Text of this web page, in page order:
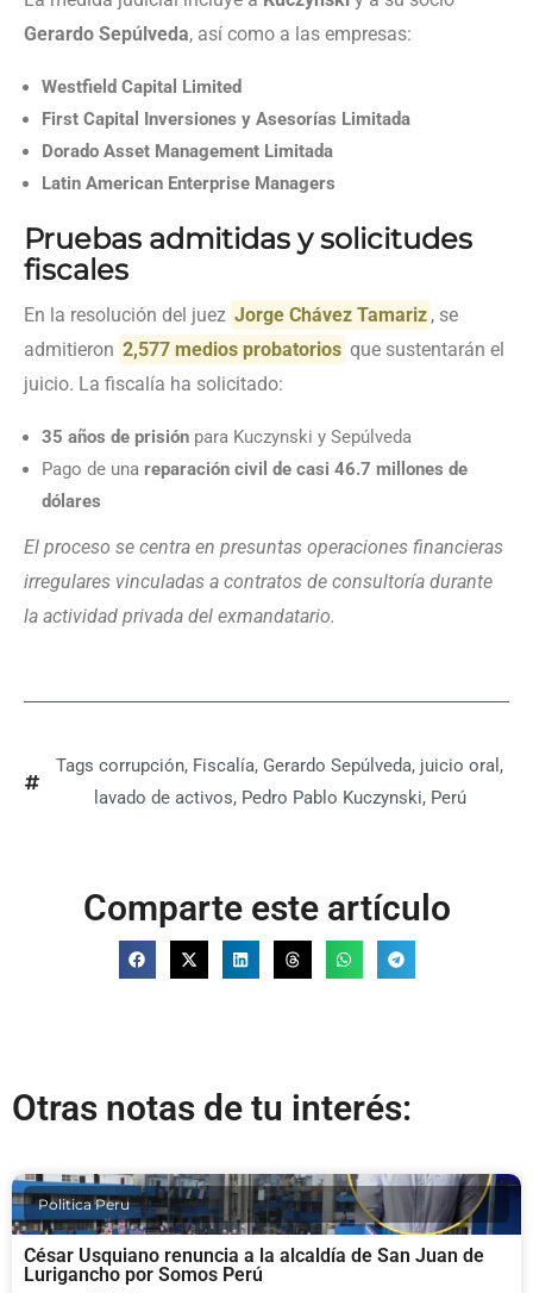
Gerardo Sepúlveda, así como a las empresas:
Westfield Capital Limited
First Capital Inversiones y Asesorías Limitada
Dorado Asset Management Limitada
Latin American Enterprise Managers
Pruebas admitidas y solicitudes
fiscales
En la resolución del juez Jorge Chávez Tamariz , se
admitieron 2,577 medios probatorios que sustentarán el
juicio. La fiscalía ha solicitado:
35 años de prisión para Kuczynski y Sepúlveda
Pago de una reparación civil de casi 46.7 millones de
dólares
El proceso se centra en presuntas operaciones financieras
irregulares vinculadas a contratos de consultoría durante
la actividad privada del exmandatario.
Tags corrupción, Fiscalía, Gerardo Sepúlveda, juicio oral ,
lavado de activos, Pedro Pablo Kuczynski, Perú
Comparte este artículo
Otras notas de tu interés:
Politica Peru
César Usquiano renuncia a la alcaldía de San Juan de
Lurigancho por Somos Perú